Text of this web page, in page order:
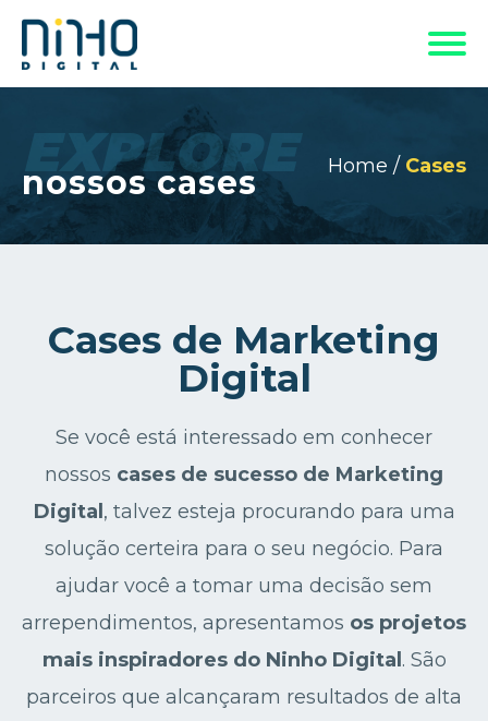
EXPLORE
nossos cases Home / Cases
Cases de Marketing
Digital
Se você está interessado em conhecer
nossos cases de sucesso de Marketing
Digital , talvez esteja procurando para uma
solução certeira para o seu negócio. Para
ajudar você a tomar uma decisão sem
arrependimentos, apresentamos os projetos
mais inspiradores do Ninho Digital . São
parceiros que alcançaram resultados de alta